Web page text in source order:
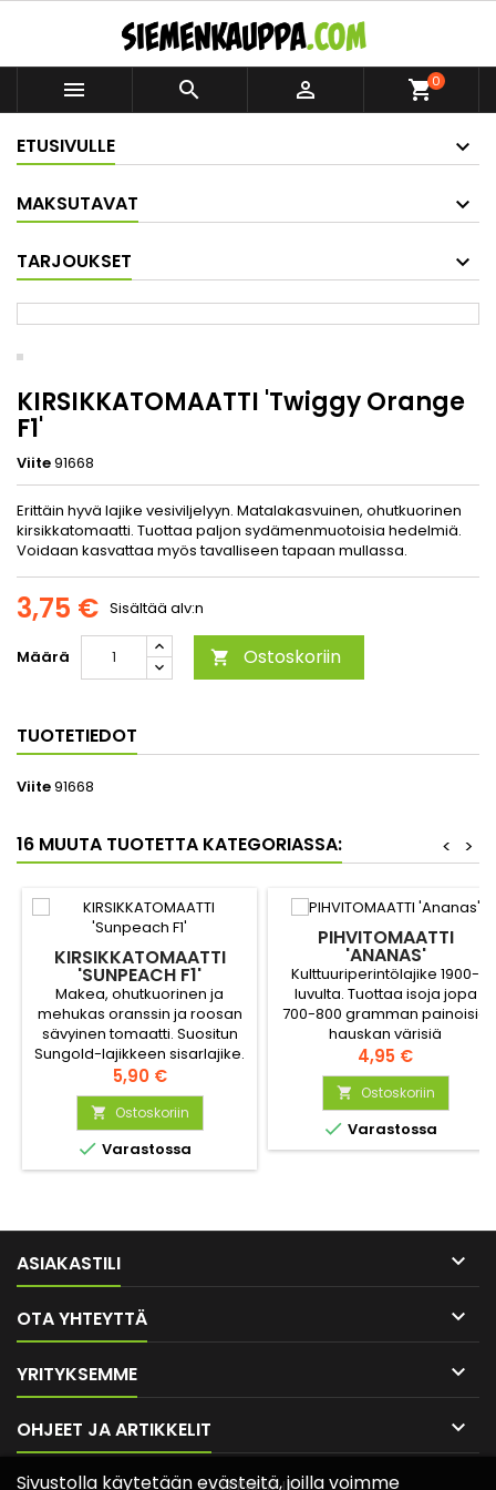
   shopping_cart0
ETUSIVULLE
MAKSUTAVAT
TARJOUKSET
KIRSIKKATOMAATTI 'Twiggy Orange
F1'
Viite91668
Erittäin hyvä lajike vesiviljelyyn. Matalakasvuinen, ohutkuorinen
kirsikkatomaatti. Tuottaa paljon sydämenmuotoisia hedelmiä.
Voidaan kasvattaa myös tavalliseen tapaan mullassa.
3,75 € Sisältää alv:n
Määrä  Ostoskoriin
TUOTETIEDOT
Viite91668
16 MUUTA TUOTETTA KATEGORIASSA: >
<
KIRSIKKATOMAATTI
'SUNPEACH F1'
Makea, ohutkuorinen ja
mehukas oranssin ja roosan
sävyinen tomaatti. Suositun
Sungold-lajikkeen sisarlajike.
Sopii kasvihuoneeseen.
Runsassatoinen.
Hinta
5,90 €
 Ostoskoriin
 Varastossa
PIHVITOMAATTI
'ANANAS'
Kulttuuriperintölajike 1900-
luvulta. Tuottaa isoja jopa
700-800 gramman painoisia
hauskan värisiä
litteänpyöreitä tomaatteja.
Näissä myös erittäin hieno,
makeahko maku!
Hinta
4,95 €
 Ostoskoriin
 Varastossa
ASIAKASTILI 
OTA YHTEYTTÄ 
YRITYKSEMME 
OHJEET JA ARTIKKELIT 
Sivustolla käytetään evästeitä, joilla voimme